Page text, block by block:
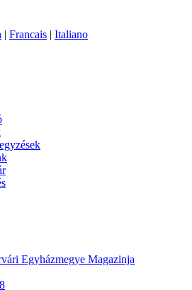
| Francais | Italiano
Egyházmegye Magazinja